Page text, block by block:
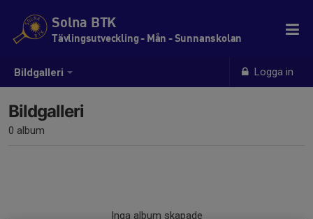
Bildgalleri Logga in
Solna BTK
Tävlingsutveckling - Mån - Sunnanskolan
Bildgalleri
0 album
Inga album skapade